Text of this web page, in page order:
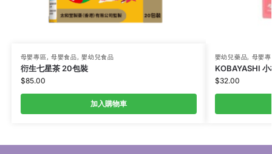
母嬰專區, 母嬰食品,嬰幼兒食品
衍生七星茶 20包裝
$85.00
加入購物車
嬰幼兒藥品, 母嬰
KOBAYASHI
$32.00